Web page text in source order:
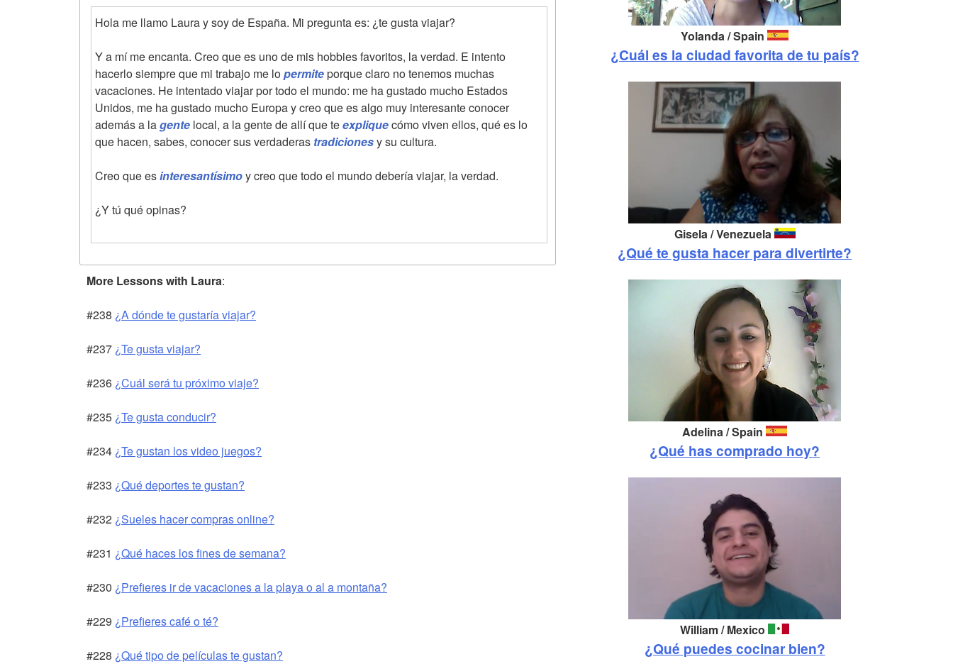
Hola me llamo Laura y soy de España. Mi pregunta es: ¿te gusta viajar?
Y a mí me encanta. Creo que es uno de mis hobbies favoritos, la verdad. E intento
hacerlo siempre que mi trabajo me lopermiteporque claro no tenemos muchas
vacaciones. He intentado viajar por todo el mundo: me ha gustado mucho Estados
Unidos, me ha gustado mucho Europa y creo que es algo muy interesante conocer
además a lagente local, a la gente de allí que teexpliquecómo viven ellos, qué es lo
que hacen, sabes, conocer sus verdaderas tradicionesy su cultura.
Creo que esinteresantísimoy creo que todo el mundo debería viajar, la verdad.
¿Y tú qué opinas?
More Lessons with Laura:
#238 ¿A dónde te gustaría viajar?
#237 ¿Te gusta viajar?
#236 ¿Cuál será tu próximo viaje?
#235 ¿Te gusta conducir?
#234 ¿Te gustan los video juegos?
#233 ¿Qué deportes te gustan?
#232 ¿Sueles hacer compras online?
#231 ¿Qué haces los fines de semana?
#230 ¿Prefieres ir de vacaciones a la playa o al a montaña?
#229 ¿Prefieres café o té?
#228 ¿Qué tipo de películas te gustan?
Yolanda / Spain
¿Cuál es la ciudad favorita de tu país?
Gisela / Venezuela
¿Qué te gusta hacer para divertirte?
Adelina /Spain
¿Qué has comprado hoy?
William / Mexico
¿Qué puedes cocinar bien?